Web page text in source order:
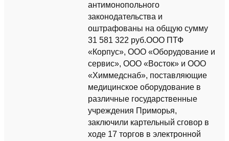
антимонопольного
законодательства и
оштрафованы на общую сумму
31 581 322 руб.ООО ПТФ
«Корпус», ООО «Оборудование и
сервис», ООО «Восток» и ООО
«Химмедснаб», поставляющие
медицинское оборудование в
различные государственные
учреждения Приморья,
заключили картельный сговор в
ходе 17 торгов в электронной